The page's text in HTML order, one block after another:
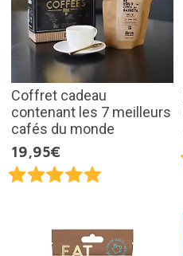
Coffret cadeau
contenant les 7 meilleurs
cafés du monde
19,95€